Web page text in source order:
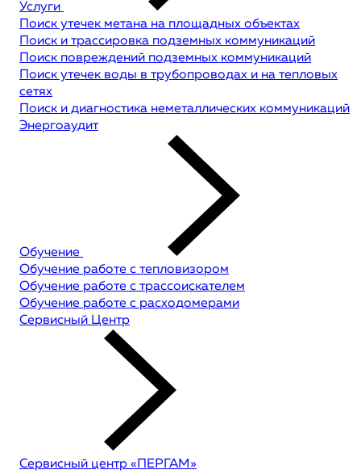
Услуги
Поиск утечек метана на площадных объектах
Поиск и трассировка подземных коммуникаций
Поиск повреждений подземных коммуникаций
Поиск утечек воды в трубопроводах и на тепловых
сетях
Поиск и диагностика неметаллических коммуникаций
Энергоаудит
Обучение
Обучение работе с тепловизором
Обучение работе с трассоискателем
Обучение работе с расходомерами
Сервисный Центр
Сервисный центр «ПЕРГАМ»